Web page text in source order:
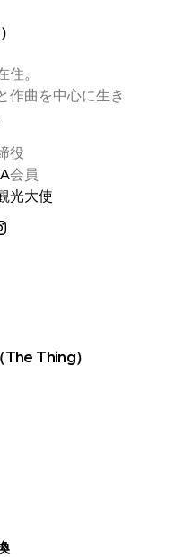
住。
作曲を中心に生き
役
会員
光大使
The Thing）